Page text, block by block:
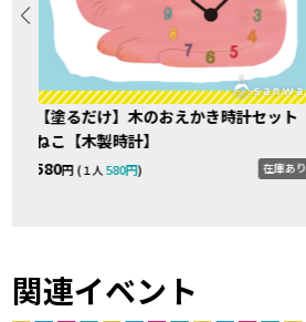
【塗るだけ】木のおえかき時計セット
ねこ【木製時計】
580円 (１人580円) 在庫あり
関連イベント